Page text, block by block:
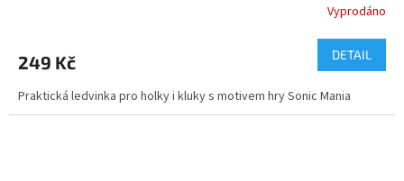
Vyprodáno
249 Kč DETAIL
Praktická ledvinka pro holky i kluky s motivem hry Sonic Mania